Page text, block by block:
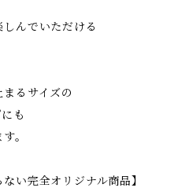
んでいただける
るサイズの
も
。
い完全オリジナル商品】